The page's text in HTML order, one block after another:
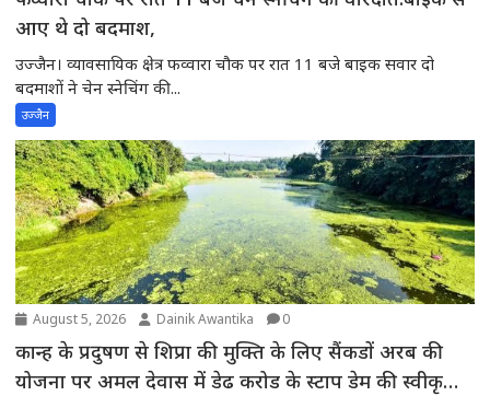
आए थे दो बदमाश,
उज्जैन। व्यावसायिक क्षेत्र फव्वारा चौक पर रात 11 बजे बाइक सवार दो
बदमाशों ने चेन स्नेचिंग की...
उज्जैन
August 5, 2026 Dainik Awantika 0
कान्ह के प्रदुषण से शिप्रा की मुक्ति के लिए सैंकडों अरब की
योजना पर अमल देवास में डेढ करोड के स्टाप डेम की स्वीकृति